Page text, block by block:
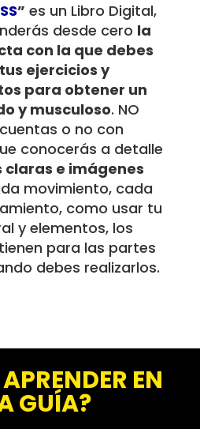
” es un Libro Digital,
desde cero la
con la que debes
ejercicios y
para obtener un
y musculoso. NO
o no con
conocerás a detalle
e imágenes
movimiento, cada
como usar tu
y elementos, los
para las partes
debes realizarlos.
EN
GUÍA?